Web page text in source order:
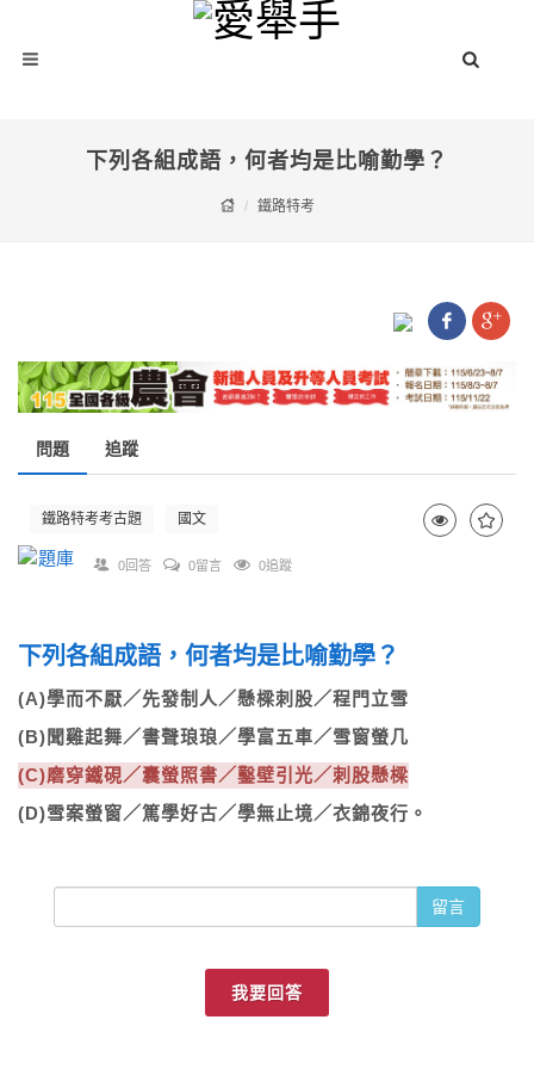
下列各組成語，何者均是比喻勤學？
鐵路特考
問題 追蹤
鐵路特考考古題 國文
0回答 0留言 0追蹤
下列各組成語，何者均是比喻勤學？
(A)學而不厭／先發制人／懸樑刺股／程門立雪
(B)聞雞起舞／書聲琅琅／學富五車／雪窗螢几
(C)磨穿鐵硯／囊螢照書／鑿壁引光／刺股懸樑
(D)雪案螢窗／篤學好古／學無止境／衣錦夜行。
留言
我要回答